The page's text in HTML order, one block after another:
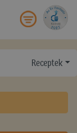
Receptek